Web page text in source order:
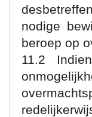
nodige
beroep op
11.2